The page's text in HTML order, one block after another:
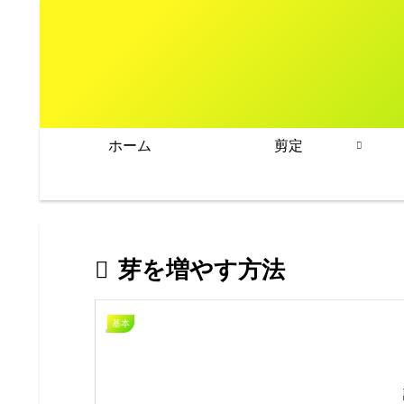
ホーム 剪定
芽を増やす方法
基本